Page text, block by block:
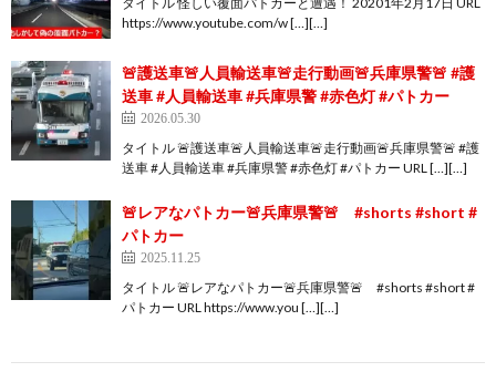
https://www.youtube.com/w […][…]
🚨護送車🚨人員輸送車🚨走行動画🚨兵庫県警🚨 #護
送車 #人員輸送車 #兵庫県警 #赤色灯 #パトカー
2026.05.30
タイトル 🚨護送車🚨人員輸送車🚨走行動画🚨兵庫県警🚨 #護
送車 #人員輸送車 #兵庫県警 #赤色灯 #パトカー URL […][…]
🚨レアなパトカー🚨兵庫県警🚨 #shorts #short #
パトカー
2025.11.25
タイトル 🚨レアなパトカー🚨兵庫県警🚨 #shorts #short #
パトカー URL https://www.you […][…]